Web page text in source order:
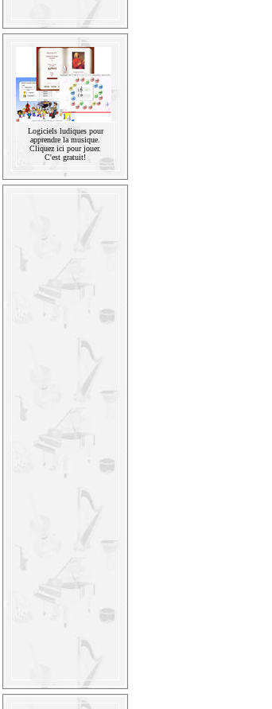
Logiciels ludiques pour
apprendre la musique.
Cliquez ici pour jouer.
C'est gratuit!